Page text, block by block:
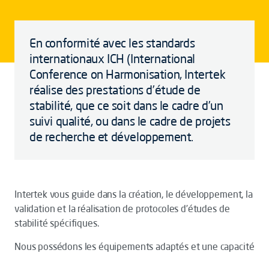
En conformité avec les standards
internationaux ICH (International
Conference on Harmonisation, Intertek
réalise des prestations d’étude de
stabilité, que ce soit dans le cadre d’un
suivi qualité, ou dans le cadre de projets
de recherche et développement.
Intertek vous guide dans la création, le développement, la
validation et la réalisation de protocoles d’études de
stabilité spécifiques.
Nous possédons les équipements adaptés et une capacité